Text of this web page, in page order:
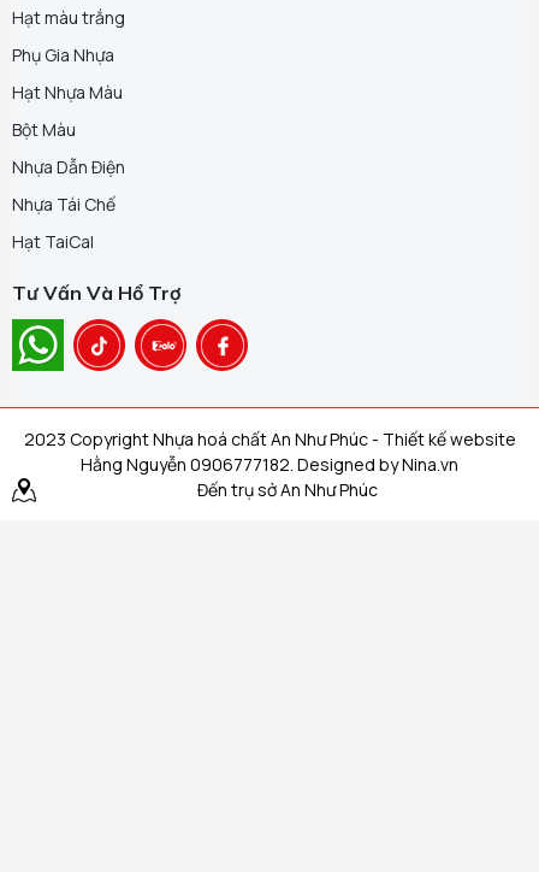
Hạt màu trắng
Phụ Gia Nhựa
Hạt Nhựa Màu
Bột Màu
Nhựa Dẫn Điện
Nhựa Tái Chế
Hạt TaiCal
Tư Vấn Và Hổ Trợ
2023 Copyright Nhựa hoá chất An Như Phúc - Thiết kế website
Hằng Nguyễn 0906777182. Designed by Nina.vn
Đến trụ sở An Như Phúc